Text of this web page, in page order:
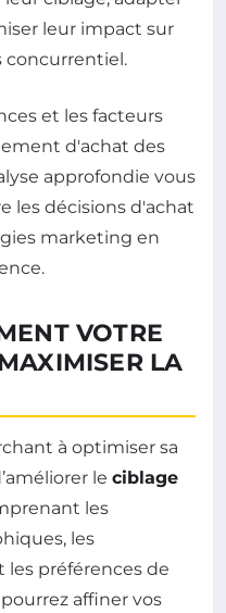
leur impact sur
concurrentiel.
VOTRE
LA
à optimiser sa
le ciblage
les
les
les préférences de
affiner vos